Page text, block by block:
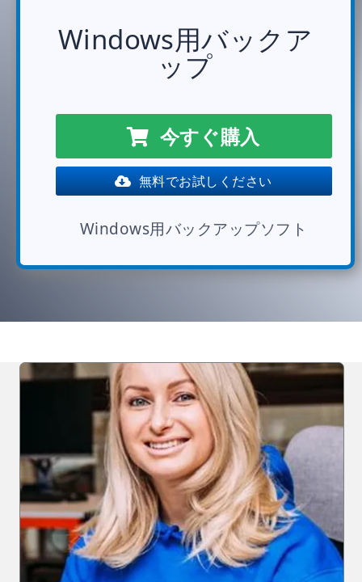
Windows用バックア
ップ
今すぐ購入
無料でお試しください
Windows用バックアップソフト